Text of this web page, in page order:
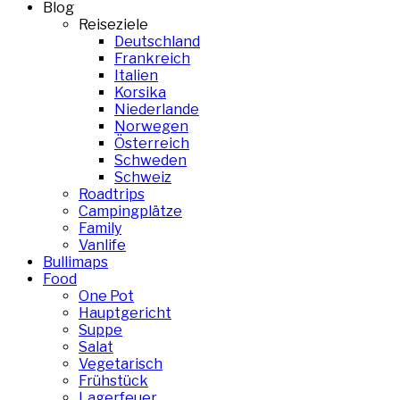
Blog
Reiseziele
Deutschland
Frankreich
Italien
Korsika
Niederlande
Norwegen
Österreich
Schweden
Schweiz
Roadtrips
Campingplätze
Family
Vanlife
Bullimaps
Food
One Pot
Hauptgericht
Suppe
Salat
Vegetarisch
Frühstück